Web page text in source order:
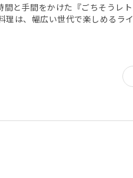
間と手間をかけた『ごちそうレ
理は、幅広い世代で楽しめるラ